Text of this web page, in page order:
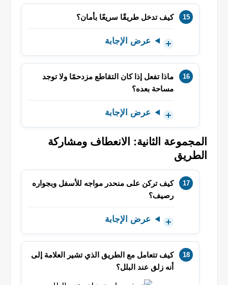
كيف تدخل طريقًا سريعًا بأمان؟
عرض الإجابة
ماذا تفعل إذا كان التقاطع مزدحمًا ولا توجد
مساحة بعده؟
عرض الإجابة
المجموعة الثانية: الانعطاف ومشاركة
الطريق
كيف تركن على منحدر مواجه للأسفل وبجواره
رصيف؟
عرض الإجابة
كيف تتعامل مع الطريق الذي تشير العلامة إلى
أنه زلق عند البلل؟